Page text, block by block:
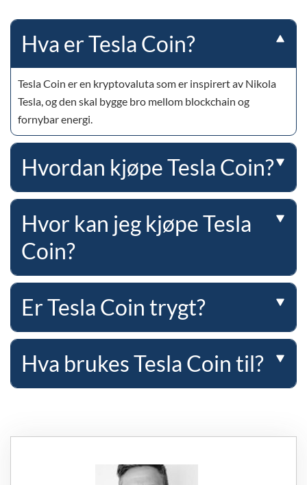
Hva er Tesla Coin?
Tesla Coin er en kryptovaluta som er inspirert av Nikola
Tesla, og den skal bygge bro mellom blockchain og
fornybar energi.
Hvordan kjøpe Tesla Coin?
Hvor kan jeg kjøpe Tesla
Coin?
Er Tesla Coin trygt?
Hva brukes Tesla Coin til?